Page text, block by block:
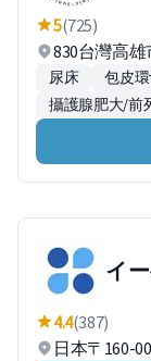
5(725)
830台灣高
尿床 包皮
攝護腺肥大/前
イ
4.4(387)
日本〒160-